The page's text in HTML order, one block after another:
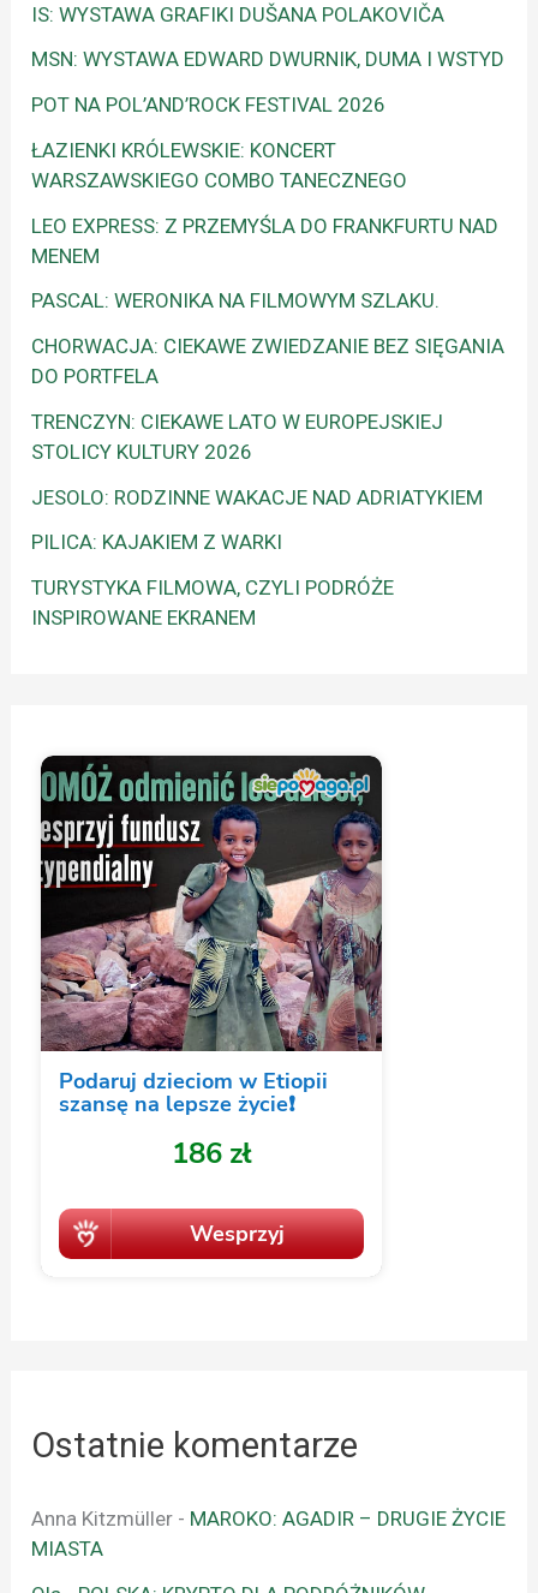
IS: WYSTAWA GRAFIKI DUŠANA POLAKOVIČA
MSN: WYSTAWA EDWARD DWURNIK, DUMA I WSTYD
POT NA POL’AND’ROCK FESTIVAL 2026
ŁAZIENKI KRÓLEWSKIE: KONCERT
WARSZAWSKIEGO COMBO TANECZNEGO
LEO EXPRESS: Z PRZEMYŚLA DO FRANKFURTU NAD
MENEM
PASCAL: WERONIKA NA FILMOWYM SZLAKU.
CHORWACJA: CIEKAWE ZWIEDZANIE BEZ SIĘGANIA
DO PORTFELA
TRENCZYN: CIEKAWE LATO W EUROPEJSKIEJ
STOLICY KULTURY 2026
JESOLO: RODZINNE WAKACJE NAD ADRIATYKIEM
PILICA: KAJAKIEM Z WARKI
TURYSTYKA FILMOWA, CZYLI PODRÓŻE
INSPIROWANE EKRANEM
Ostatnie komentarze
Anna Kitzmüller - MAROKO: AGADIR – DRUGIE ŻYCIE
MIASTA